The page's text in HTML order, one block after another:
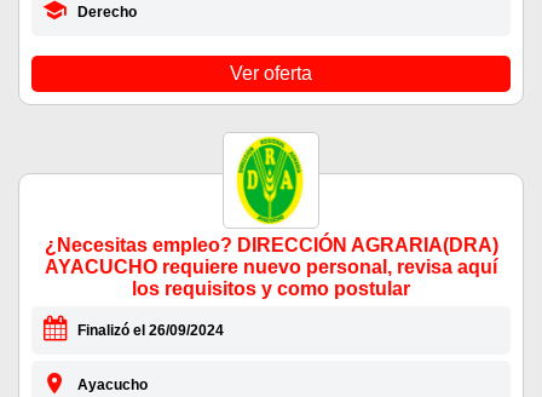
Derecho
Ver oferta
¿Necesitas empleo? DIRECCIÓN AGRARIA(DRA)
AYACUCHO requiere nuevo personal, revisa aquí
los requisitos y como postular
Finalizó el 26/09/2024
Ayacucho